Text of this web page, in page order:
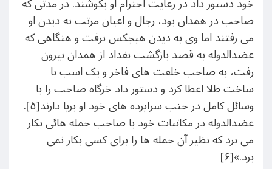
صاحب در همدان بود، رجال و اعیان مرتب به دیدن او
می رفتند اما وی به دیدن هیچکس نرفت و هنگاهی که
عضدالدوله به قصد بازگشت بغداد از همدان بیرون
رفت، به صاحب خلعت های فاخر و یک اسب با
ساخت طلا اعطا کرد و دستور داد خرگاه صاحب را با
وسائل کامل در جنب سراپرده های خود او برپا دارند[۵].
عضدالدوله در مکاتبات خود با صاحب جمله هائی بکار
می برد که نظیر آن جمله ها را برای کسی بکار نمی
برد.»[۶]